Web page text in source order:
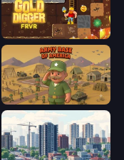
Gold Digger FRVR
Army Base Of America